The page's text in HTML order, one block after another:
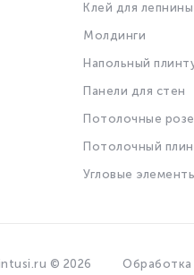
Клей для лепнины
Молдинги
Напольный
Панели для стен
Потолочные
Потолочный
Угловые
© 2026 Обработка